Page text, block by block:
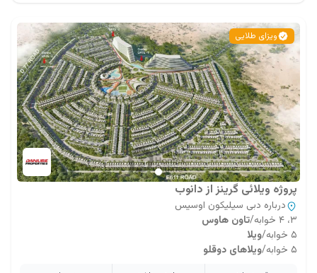
ویزای طلایی
پروژه ویلائی گرینز از دانوب
درباره دبی سیلیکون اوسیس
۳، ۴ خوابه
/تاون هاوس
۵ خوابه
/ویلا
۵ خوابه
/ویلاهای دوقلو